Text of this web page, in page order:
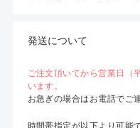
発送について
ご注文頂いてから営業日（
います。
お急ぎの場合はお電話でご
時間帯指定が以下より可能